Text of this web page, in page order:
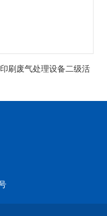
刷废气处理设备二级活